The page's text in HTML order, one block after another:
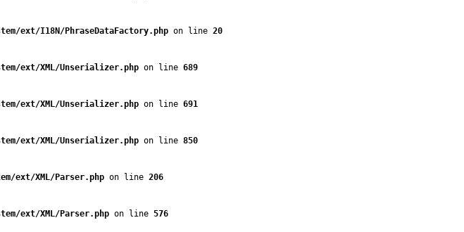
ext/I18N/PhraseDataFactory.php on line 20
ext/XML/Unserializer.php on line 689
ext/XML/Unserializer.php on line 691
ext/XML/Unserializer.php on line 850
ext/XML/Parser.php on line 206
ext/XML/Parser.php on line 576